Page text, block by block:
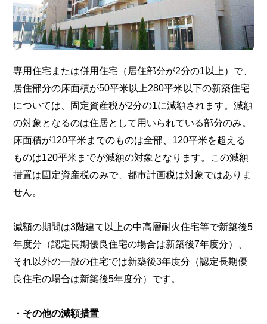
専用住宅または併用住宅（居住部分が2分の1以上）で、
居住部分の床面積が50平米以上280平米以下の新築住宅
については、固定資産税が2分の1に減額されます。減額
の対象となるのは住居として用いられている部分のみ。
床面積が120平米までのものは全部、120平米を超える
ものは120平米までが減額の対象となります。この減額
措置は固定資産税のみで、都市計画税は対象ではありま
せん。
減額の期間は3階建て以上の中高層耐火住宅等で新築後5
年度分（認定長期優良住宅の場合は新築後7年度分）、
それ以外の一般の住宅では新築後3年度分（認定長期優
良住宅の場合は新築後5年度分）です。
・その他の減額措置